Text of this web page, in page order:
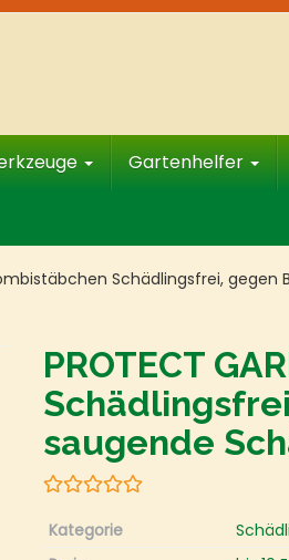
Gartenhelfer
Schädlingsfrei,
PROTECT
saugende
Kategorie